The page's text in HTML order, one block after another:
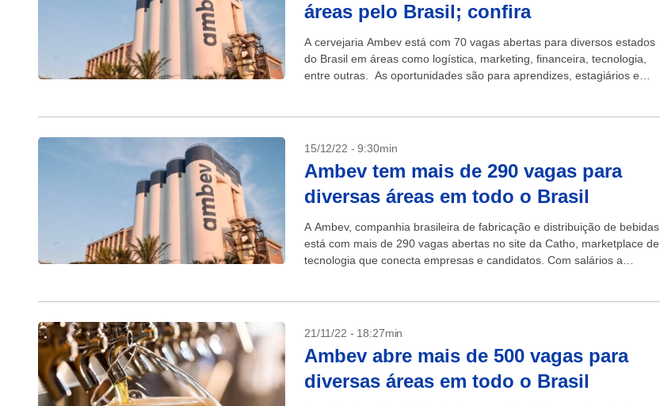
áreas pelo Brasil; confira
A cervejaria Ambev está com 70 vagas abertas para diversos estados
do Brasil em áreas como logística, marketing, financeira, tecnologia,
entre outras. As oportunidades são para aprendizes, estagiários e
15/12/22 - 9:30min
Ambev tem mais de 290 vagas para
diversas áreas em todo o Brasil
A Ambev, companhia brasileira de fabricação e distribuição de bebidas,
está com mais de 290 vagas abertas no site da Catho, marketplace de
tecnologia que conecta empresas e candidatos. Com salários a
21/11/22 - 18:27min
Ambev abre mais de 500 vagas para
diversas áreas em todo o Brasil